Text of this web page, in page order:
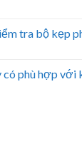
tra bộ kẹp
có phù hợp với